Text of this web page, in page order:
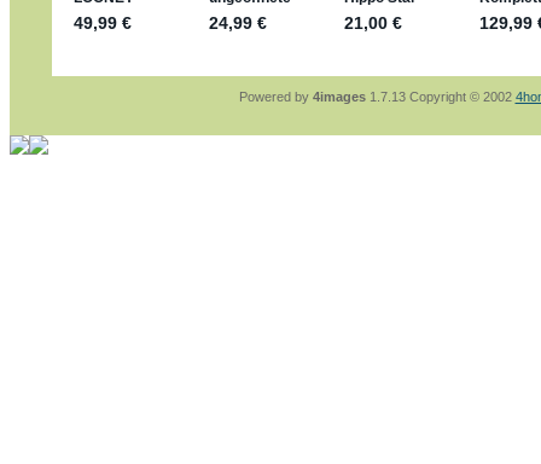
Bonsaipanther:
geschrieben am: 28. 4.
So habe ich das in Erinnerung ... oder?
jan-lukas:geschrieben am: 28. 4. 2026 -
Powered by 4images1.7.13 Copyright © 2002